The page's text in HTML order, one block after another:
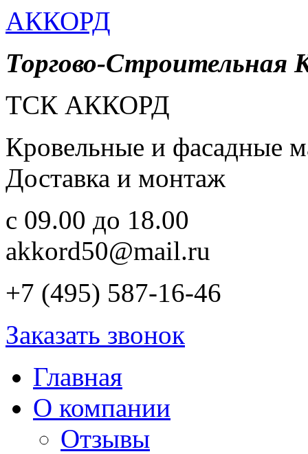
АККОРД
Торгово-Строительная
ТСК АККОРД
Кровельные и фасадные
Доставка и монтаж
c 09.00 до 18.00
akkord50@mail.ru
+7 (495) 587-16-46
Заказать звонок
Главная
О компании
Отзывы